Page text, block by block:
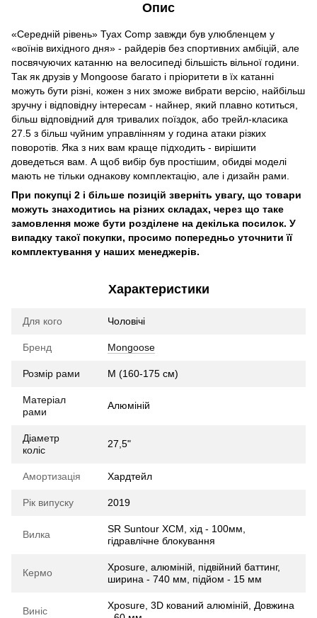
Опис
«Середній рівень» Tyax Comp завжди був улюбленцем у
«воїнів вихідного дня» - райдерів без спортивних амбіцій, але
посвячуючих катанню на велосипеді більшість вільної години.
Так як друзів у Mongoose багато і пріоритети в їх катанні
можуть бути різні, кожен з них зможе вибрати версію, найбільш
зручну і відповідну інтересам - найнер, який плавно котиться,
більш відповідний для тривалих поїздок, або трейл-класика
27.5 з більш чуйним управлінням у година атаки різких
поворотів. Яка з них вам краще підходить - вирішити
доведеться вам. А щоб вибір був простішим, обидві моделі
мають не тільки однакову комплектацію, але і дизайн рами.
При покупці 2 і більше позицій зверніть увагу, що товари
можуть знаходитись на різних складах, через що таке
замовлення може бути розділене на декілька посилок. У
випадку такої покупки, просимо попередньо уточнити її
комплектування у наших менеджерів.
Характеристики
Для кого Чоловічі
Бренд Mongoose
Розмір рами M (160-175 см)
Матеріал
рами
Алюміній
Діаметр
коліс
27,5"
Амортизація Хардтейл
Рік випуску 2019
Вилка
SR Suntour XCM, хід - 100мм,
гідравлічне блокування
Кермо
Xposure, алюміній, підвійний баттинг,
ширина - 740 мм, підйом - 15 мм
Виніс
Xposure, 3D кований алюміній, Довжина